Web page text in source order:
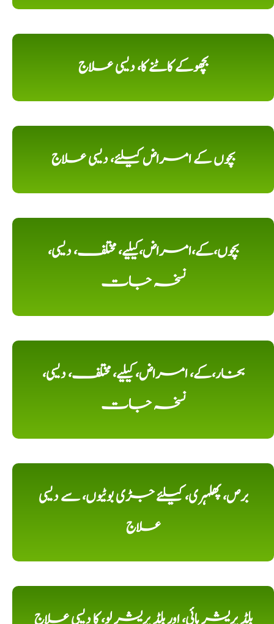
بچھوکے کاٹنے کا، دیسی علاج
بچوں کے امراض کیلئے، دیسی علاج
بچوں،کے،امراض،کیلیے، مختلف، دیسی،
نسخہ جات
بخار،کے، امراض، کیلیے، مختلف، دیسی،
نسخہ جات
برص، پھلہری، کیلئے جڑی بوٹیوں، سے دیسی
علاج
بلڈ پریشر ہائی، اور بلڈ پریشر لو، کا دیسی علاج